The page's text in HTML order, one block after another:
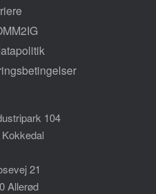
104
21
Allerød